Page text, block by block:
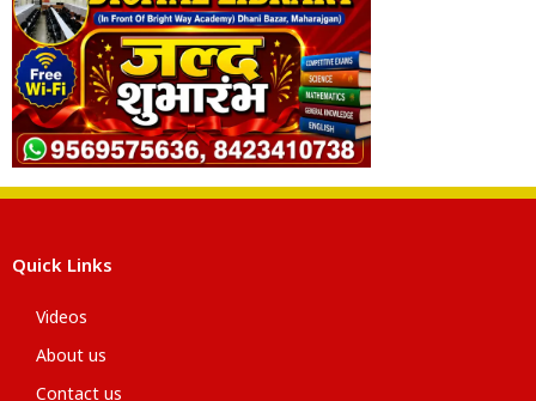
Quick Links
Videos
About us
Contact us